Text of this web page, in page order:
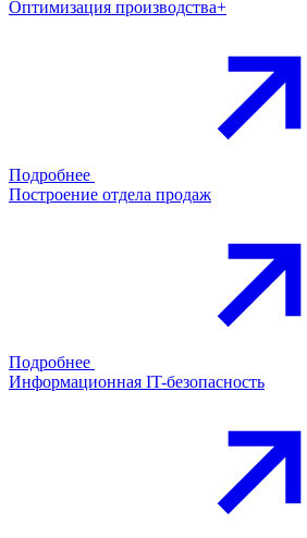
Оптимизация производства+
Подробнее
Построение отдела продаж
Подробнее
Информационная IT-безопасность